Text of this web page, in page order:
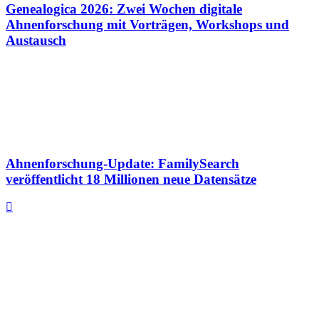
Genealogica 2026: Zwei Wochen digitale
Ahnenforschung mit Vorträgen, Workshops und
Austausch
Ahnenforschung-Update: FamilySearch
veröffentlicht 18 Millionen neue Datensätze